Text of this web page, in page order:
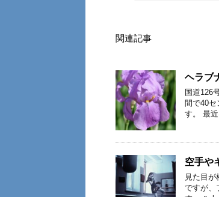
関連記事
ヘラブ
国道126
間で40
す。 最
空手や
見た目
ですが、